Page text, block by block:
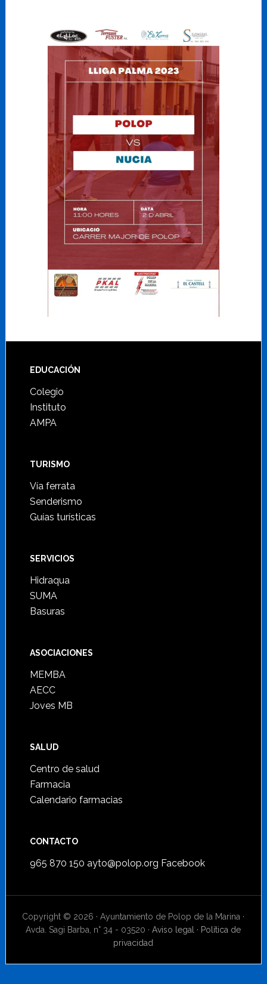
Footer
EDUCACIÓN
Colegio
Instituto
AMPA
TURISMO
Vía ferrata
Senderismo
Guías turísticas
SERVICIOS
Hidraqua
SUMA
Basuras
ASOCIACIONES
MEMBA
AECC
Joves MB
SALUD
Centro de salud
Farmacia
Calendario farmacias
CONTACTO
965 870 150 ayto@polop.org Facebook
Copyright © 2026 · Ayuntamiento de Polop de la Marina ·
Avda. Sagi Barba, n° 34 - 03520 ·Aviso legal · Política de
privacidad